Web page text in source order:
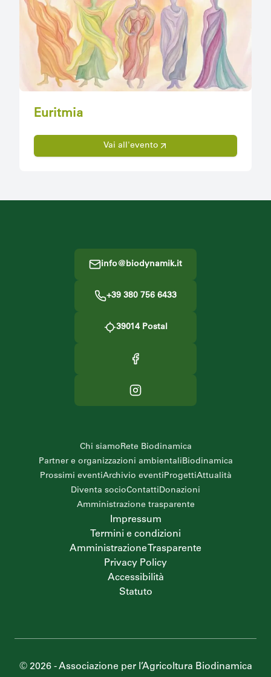
Euritmia
Vai all'evento
info@biodynamik.it
+39 380 756 6433
39014 Postal
Chi siamoRete Biodinamica
Partner e organizzazioni ambientaliBiodinamica
Prossimi eventiArchivio eventiProgettiAttualità
Diventa socioContattiDonazioni
Amministrazione trasparente
Impressum
Termini e condizioni
Amministrazione Trasparente
Privacy Policy
Accessibilità
Statuto
© 2026- Associazione per l’Agricoltura Biodinamica